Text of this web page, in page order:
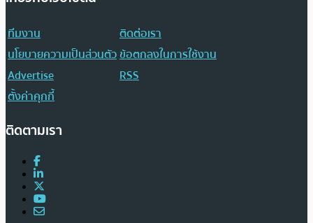
ทีมงาน
ติดต่อเรา
นโยบายความเป็นส่วนตัวข้อตกลงในการใช้งาน
Advertise
RSS
ตั้งค่าคุกกี้
ติดตามเรา